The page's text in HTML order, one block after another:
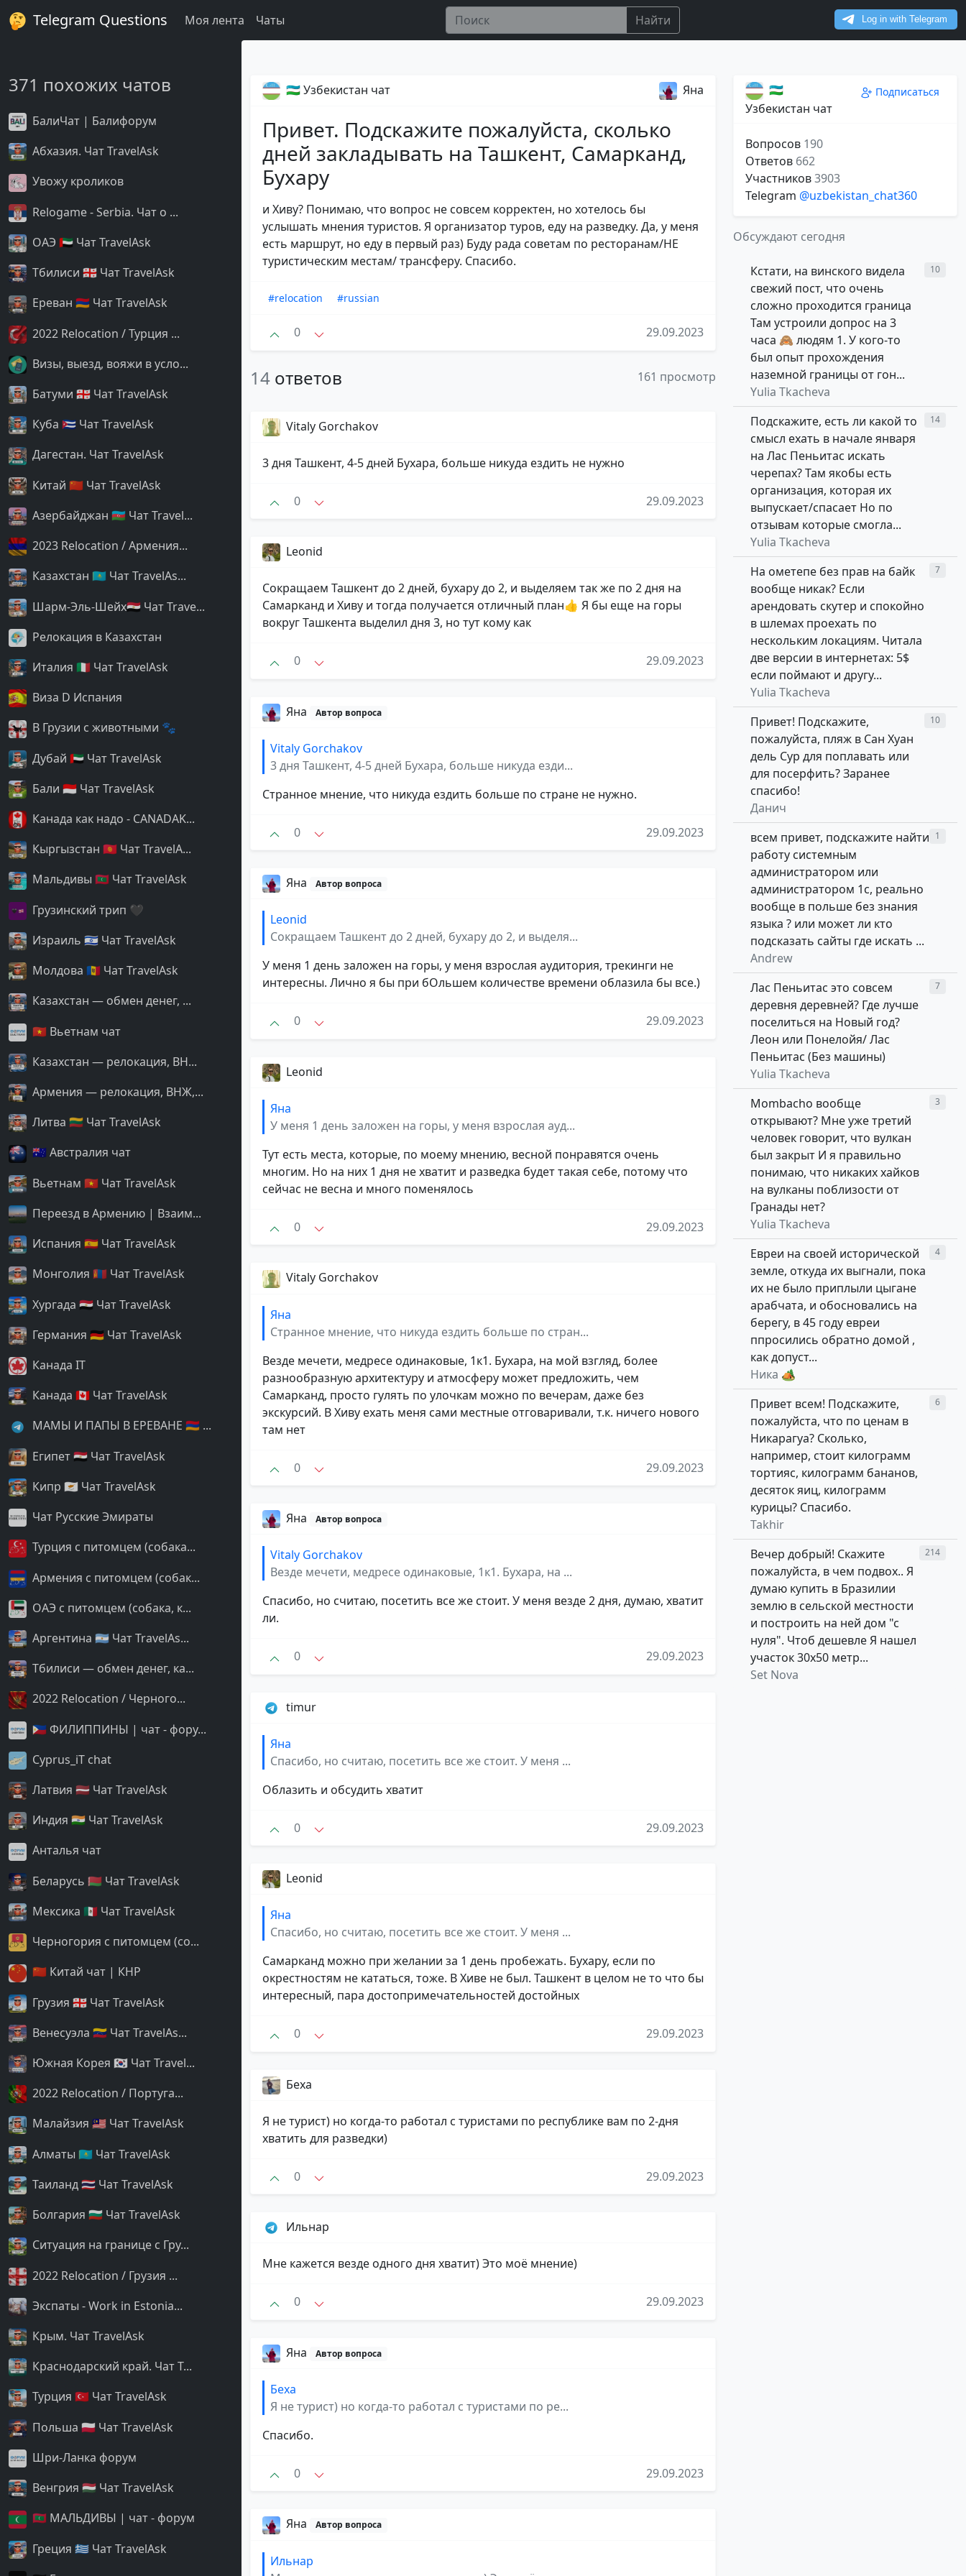
Telegram Questions Моя лента Чаты Найти
371 похожих чатов
БалиЧат | Балифорум
Абхазия. Чат TravelAsk
Увожу кроликов
Relogame - Serbia. Чат о ...
ОАЭ 🇦🇪 Чат TravelAsk
Тбилиси 🇬🇪 Чат TravelAsk
Ереван 🇦🇲 Чат TravelAsk
2022 Relocation / Турция ...
Визы, выезд, вояжи в усло...
Батуми 🇬🇪 Чат TravelAsk
Куба 🇨🇺 Чат TravelAsk
Дагестан. Чат TravelAsk
Китай 🇨🇳 Чат TravelAsk
Азербайджан 🇦🇿 Чат Travel...
2023 Relocation / Армения...
Казахстан 🇰🇿 Чат TravelAs...
Шарм-Эль-Шейх🇪🇬 Чат Trave...
Релокация в Казахстан
Италия 🇮🇹 Чат TravelAsk
Виза D Испания
В Грузии с животными 🐾
Дубай 🇦🇪 Чат TravelAsk
Бали 🇮🇩 Чат TravelAsk
Канада как надо - CANADAK...
Кыргызстан 🇰🇬 Чат TravelA...
Мальдивы 🇲🇻 Чат TravelAsk
Грузинский трип 🖤
Израиль 🇮🇱 Чат TravelAsk
Молдова 🇲🇩 Чат TravelAsk
Казахстан — обмен денег, ...
🇻🇳 Вьетнам чат
Казахстан — релокация, ВН...
Армения — релокация, ВНЖ,...
Литва 🇱🇹 Чат TravelAsk
🇦🇺 Австралия чат
Вьетнам 🇻🇳 Чат TravelAsk
Переезд в Армению | Взаим...
Испания 🇪🇸 Чат TravelAsk
Монголия 🇲🇳 Чат TravelAsk
Хургада 🇪🇬 Чат TravelAsk
Германия 🇩🇪 Чат TravelAsk
Канада IT
Канада 🇨🇦 Чат TravelAsk
МАМЫ И ПАПЫ В ЕРЕВАНЕ 🇦🇲 ...
Египет 🇪🇬 Чат TravelAsk
Кипр 🇨🇾 Чат TravelAsk
Чат Русские Эмираты
Турция с питомцем (собака...
Армения с питомцем (собак...
ОАЭ с питомцем (собака, к...
Аргентина 🇦🇷 Чат TravelAs...
Тбилиси — обмен денег, ка...
2022 Relocation / Черного...
🇵🇭 ФИЛИППИНЫ | чат - фору...
Cyprus_iT chat
Латвия 🇱🇻 Чат TravelAsk
Индия 🇮🇳 Чат TravelAsk
Анталья чат
Беларусь 🇧🇾 Чат TravelAsk
Мексика 🇲🇽 Чат TravelAsk
Черногория с питомцем (со...
🇨🇳 Китай чат | КНР
Грузия 🇬🇪 Чат TravelAsk
Венесуэла 🇻🇪 Чат TravelAs...
Южная Корея 🇰🇷 Чат Travel...
2022 Relocation / Португа...
Малайзия 🇲🇾 Чат TravelAsk
Алматы 🇰🇿 Чат TravelAsk
Таиланд 🇹🇭 Чат TravelAsk
Болгария 🇧🇬 Чат TravelAsk
Ситуация на границе с Гру...
2022 Relocation / Грузия ...
Экспаты - Work in Estonia...
Крым. Чат TravelAsk
Краснодарский край. Чат T...
Турция 🇹🇷 Чат TravelAsk
Польша 🇵🇱 Чат TravelAsk
Шри-Ланка форум
Венгрия 🇭🇺 Чат TravelAsk
🇲🇻 МАЛЬДИВЫ | чат - форум
Греция 🇬🇷 Чат TravelAsk
🇺🇿 Узбекистан чат Яна
Привет. Подскажите пожалуйста, сколько
дней закладывать на Ташкент, Самарканд,
Бухару
и Хиву? Понимаю, что вопрос не совсем корректен, но хотелось бы
услышать мнения туристов. Я организатор туров, еду на разведку. Да, у меня
есть маршрут, но еду в первый раз) Буду рада советам по ресторанам/НЕ
туристическим местам/ трансферу. Спасибо.
#relocation #russian
0 29.09.2023
14 ответов 161 просмотр
Vitaly Gorchakov
3 дня Ташкент, 4-5 дней Бухара, больше никуда ездить не нужно
0 29.09.2023
Leonid
Сокращаем Ташкент до 2 дней, бухару до 2, и выделяем так же по 2 дня на
Самарканд и Хиву и тогда получается отличный план👍 Я бы еще на горы
вокруг Ташкента выделил дня 3, но тут кому как
0 29.09.2023
Яна Автор вопроса
Vitaly Gorchakov
3 дня Ташкент, 4-5 дней Бухара, больше никуда езди...
Странное мнение, что никуда ездить больше по стране не нужно.
0 29.09.2023
Яна Автор вопроса
Leonid
Сокращаем Ташкент до 2 дней, бухару до 2, и выделя...
У меня 1 день заложен на горы, у меня взрослая аудитория, трекинги не
интересны. Лично я бы при бОльшем количестве времени облазила бы все.)
0 29.09.2023
Leonid
Яна
У меня 1 день заложен на горы, у меня взрослая ауд...
Тут есть места, которые, по моему мнению, весной понравятся очень
многим. Но на них 1 дня не хватит и разведка будет такая себе, потому что
сейчас не весна и много поменялось
0 29.09.2023
Vitaly Gorchakov
Яна
Странное мнение, что никуда ездить больше по стран...
Везде мечети, медресе одинаковые, 1к1. Бухара, на мой взгляд, более
разнообразную архитектуру и атмосферу может предложить, чем
Самарканд, просто гулять по улочкам можно по вечерам, даже без
экскурсий. В Хиву ехать меня сами местные отговаривали, т.к. ничего нового
там нет
0 29.09.2023
Яна Автор вопроса
Vitaly Gorchakov
Везде мечети, медресе одинаковые, 1к1. Бухара, на ...
Спасибо, но считаю, посетить все же стоит. У меня везде 2 дня, думаю, хватит
ли.
0 29.09.2023
timur
Яна
Спасибо, но считаю, посетить все же стоит. У меня ...
Облазить и обсудить хватит
0 29.09.2023
Leonid
Яна
Спасибо, но считаю, посетить все же стоит. У меня ...
Самарканд можно при желании за 1 день пробежать. Бухару, если по
окрестностям не кататься, тоже. В Хиве не был. Ташкент в целом не то что бы
интересный, пара достопримечательностей достойных
0 29.09.2023
Беха
Я не турист) но когда-то работал с туристами по республике вам по 2-дня
хватить для разведки)
0 29.09.2023
Ильнар
Мне кажется везде одного дня хватит) Это моё мнение)
0 29.09.2023
Яна Автор вопроса
Беха
Я не турист) но когда-то работал с туристами по ре...
Спасибо.
0 29.09.2023
Яна Автор вопроса
Ильнар
🇺🇿
Узбекистан чат
Подписаться
Вопросов 190
Ответов 662
Участников3903
Telegram @uzbekistan_chat360
Обсуждают сегодня
Кстати, на винского видела
свежий пост, что очень
сложно проходится граница
Там устроили допрос на 3
часа 🙈 людям 1. У кого-то
был опыт прохождения
наземной границы от гон...
Yulia Tkacheva
10
Подскажите, есть ли какой то
смысл ехать в начале января
на Лас Пеньитас искать
черепах? Там якобы есть
организация, которая их
выпускает/спасает Но по
отзывам которые смогла...
Yulia Tkacheva
14
На ометепе без прав на байк
вообще никак? Если
арендовать скутер и спокойно
в шлемах проехать по
нескольким локациям. Читала
две версии в интернетах: 5$
если поймают и другу...
Yulia Tkacheva
7
Привет! Подскажите,
пожалуйста, пляж в Сан Хуан
дель Сур для поплавать или
для посерфить? Заранее
спасибо!
Данич
10
всем привет, подскажите найти
работу системным
администратором или
администратором 1с, реально
вообще в польше без знания
языка ? или может ли кто
подсказать сайты где искать ...
Andrew
1
Лас Пеньитас это совсем
деревня деревней? Где лучше
поселиться на Новый год?
Леон или Понелойя/ Лас
Пеньитас (Без машины)
Yulia Tkacheva
7
Mombacho вообще
открывают? Мне уже третий
человек говорит, что вулкан
был закрыт И я правильно
понимаю, что никаких хайков
на вулканы поблизости от
Гранады нет?
Yulia Tkacheva
3
Евреи на своей исторической
земле, откуда их выгнали, пока
их не было приплыли цыгане
арабчата, и обосновались на
берегу, в 45 году евреи
ппросились обратно домой ,
как допуст...
Ника 🏕
4
Привет всем! Подскажите,
пожалуйста, что по ценам в
Никарагуа? Сколько,
например, стоит килограмм
тортияс, килограмм бананов,
десяток яиц, килограмм
курицы? Спасибо.
Takhir
6
Вечер добрый! Скажите
пожалуйста, в чем подвох.. Я
думаю купить в Бразилии
землю в сельской местности
и построить на ней дом "с
нуля". Чтоб дешевле Я нашел
участок 30х50 метр...
Set Nova
214